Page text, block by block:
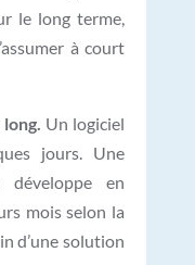
le long terme,
à court
Un logiciel
jours. Une
développe en
mois selon la
d’une solution